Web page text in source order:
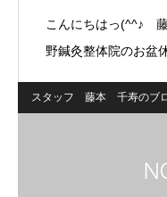
こんにちはっ(^^♪
野鍼灸整体院のお盆
スタッフ 藤本 千寿のブ